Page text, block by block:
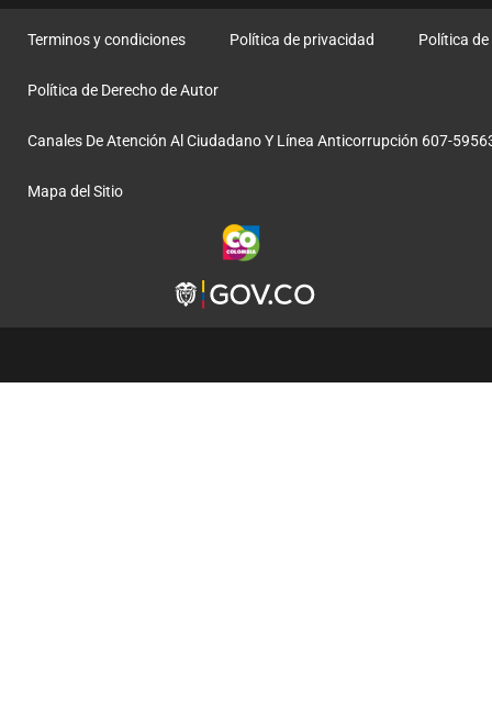
Terminos y condiciones Política de privacidad Política
Política de Derecho de Autor
Canales De Atención Al Ciudadano Y Línea Anticorrupción 607-
Mapa del Sitio